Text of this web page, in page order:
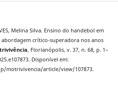
Melina Silva. Ensino do handebol em
abordagem crítico-superadora nos anos
, Florianópolis, v. 37, n. 68, p. 1–
Disponível em:
motrivivencia/article/view/107873.